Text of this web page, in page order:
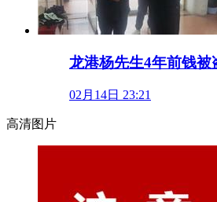
龙港杨先生4年前钱被
02月14日 23:21
高清图片